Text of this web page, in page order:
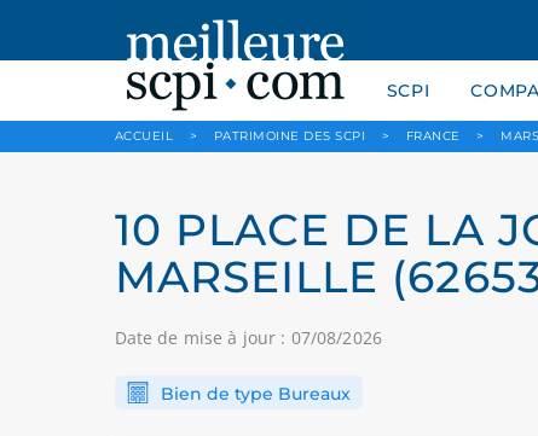
SCPI
ACCUEIL > PATRIMOINE DES SCPI > FRANCE >
10 PLACE DE LA
MARSEILLE
Date de mise à jour : 07/08/2026
Bien de type Bureaux